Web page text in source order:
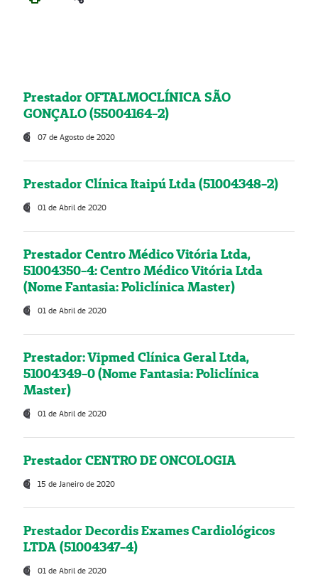
Prestador OFTALMOCLÍNICA SÃO
GONÇALO (55004164-2)
07 de Agosto de 2020
Prestador Clínica Itaipú Ltda (51004348-2)
01 de Abril de 2020
Prestador Centro Médico Vitória Ltda,
51004350-4: Centro Médico Vitória Ltda
(Nome Fantasia: Policlínica Master)
01 de Abril de 2020
Prestador: Vipmed Clínica Geral Ltda,
51004349-0 (Nome Fantasia: Policlínica
Master)
01 de Abril de 2020
Prestador CENTRO DE ONCOLOGIA
15 de Janeiro de 2020
Prestador Decordis Exames Cardiológicos
LTDA (51004347-4)
01 de Abril de 2020